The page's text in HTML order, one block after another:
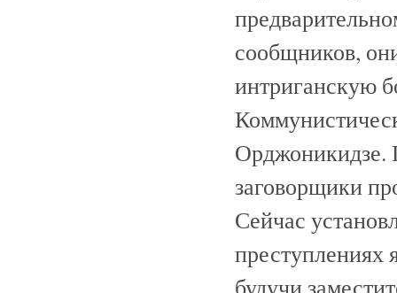
сообщников,
интриганскую
Орджоникидзе.
заговорщики
Сейчас
преступлениях
будучи